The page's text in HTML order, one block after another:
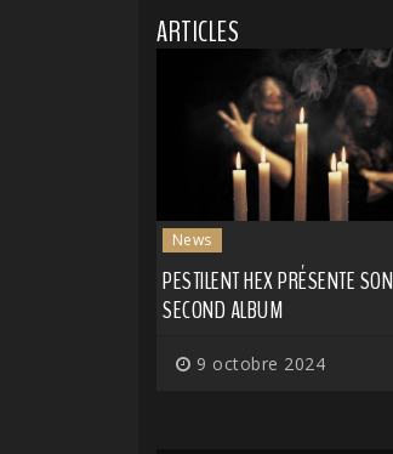
ARTICLES
News
PESTILENT HEX PRÉSENTE SON
SECOND ALBUM
9 octobre 2024